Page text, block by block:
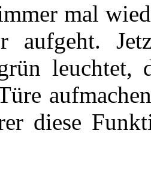
mal
aufgeht.
leuchtet,
diese